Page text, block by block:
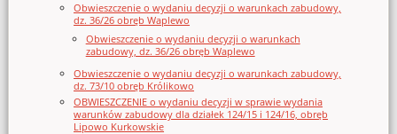
Obwieszczenie o wydaniu decyzji o warunkach zabudowy,
dz. 36/26 obręb Waplewo
Obwieszczenie o wydaniu decyzji o warunkach
zabudowy, dz. 36/26 obręb Waplewo
Obwieszczenie o wydaniu decyzji o warunkach zabudowy,
dz. 73/10 obręb Królikowo
OBWIESZCZENIE o wydaniu decyzji w sprawie wydania
warunków zabudowy dla działek 124/15 i 124/16, obręb
Lipowo Kurkowskie